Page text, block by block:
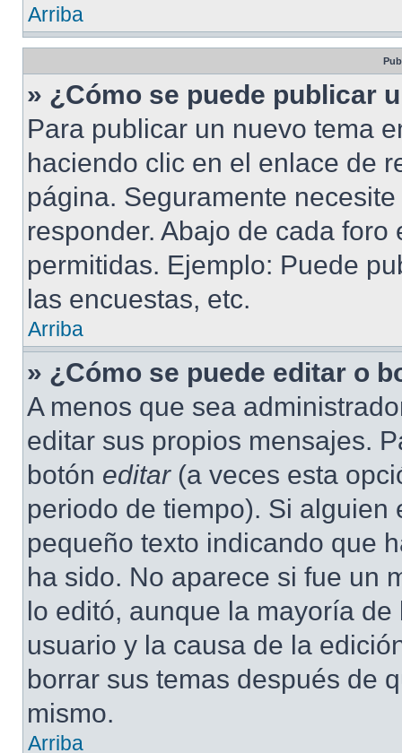
Arriba
» ¿Cómo se puede publicar
Para publicar un nuevo tema
haciendo clic en el enlace de
página. Seguramente
responder. Abajo de cada
permitidas. Ejemplo: Puede
las encuestas, etc.
Arriba
» ¿Cómo se puede editar o
A menos que sea
editar sus propios mensajes.
botón editar(a veces esta
periodo de tiempo). Si
pequeño texto indicando que
ha sido. No aparece si fue un
lo editó, aunque la mayoría
usuario y la causa de la
borrar sus temas después de
mismo.
Arriba